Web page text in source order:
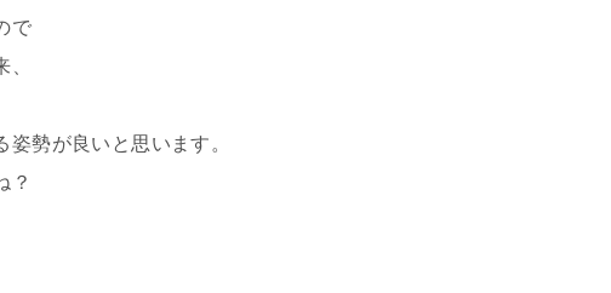
で
勢が良いと思います。
？